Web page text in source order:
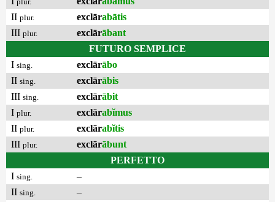
II plur. exclārabātis
III plur. exclārābant
FUTURO SEMPLICE
I sing. exclārābo
II sing. exclārābis
III sing. exclārābit
I plur. exclārabĭmus
II plur. exclārabĭtis
III plur. exclārābunt
PERFETTO
I sing.
–
II sing.
–